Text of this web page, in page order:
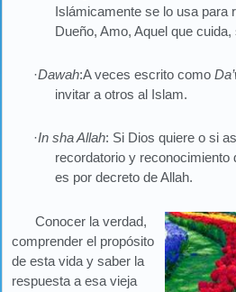
Islámicamente se lo usa para
Dueño, Amo, Aquel que
·Dawah:A veces escrito como
invitar a otros al Islam.
·In sha Allah: Si Dios quiere o si
recordatorio y reconocimiento
es por decreto de Allah.
Conocer la verdad,
comprender el propósito
de esta vida y saber la
respuesta a esa vieja